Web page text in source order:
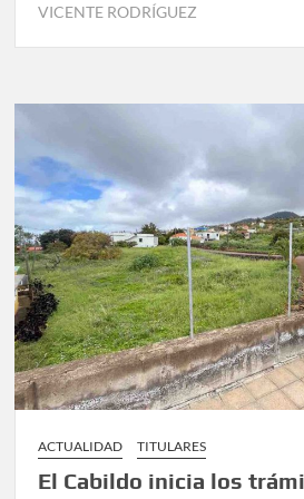
VICENTE RODRÍGUEZ
ACTUALIDAD TITULARES
El Cabildo inicia los